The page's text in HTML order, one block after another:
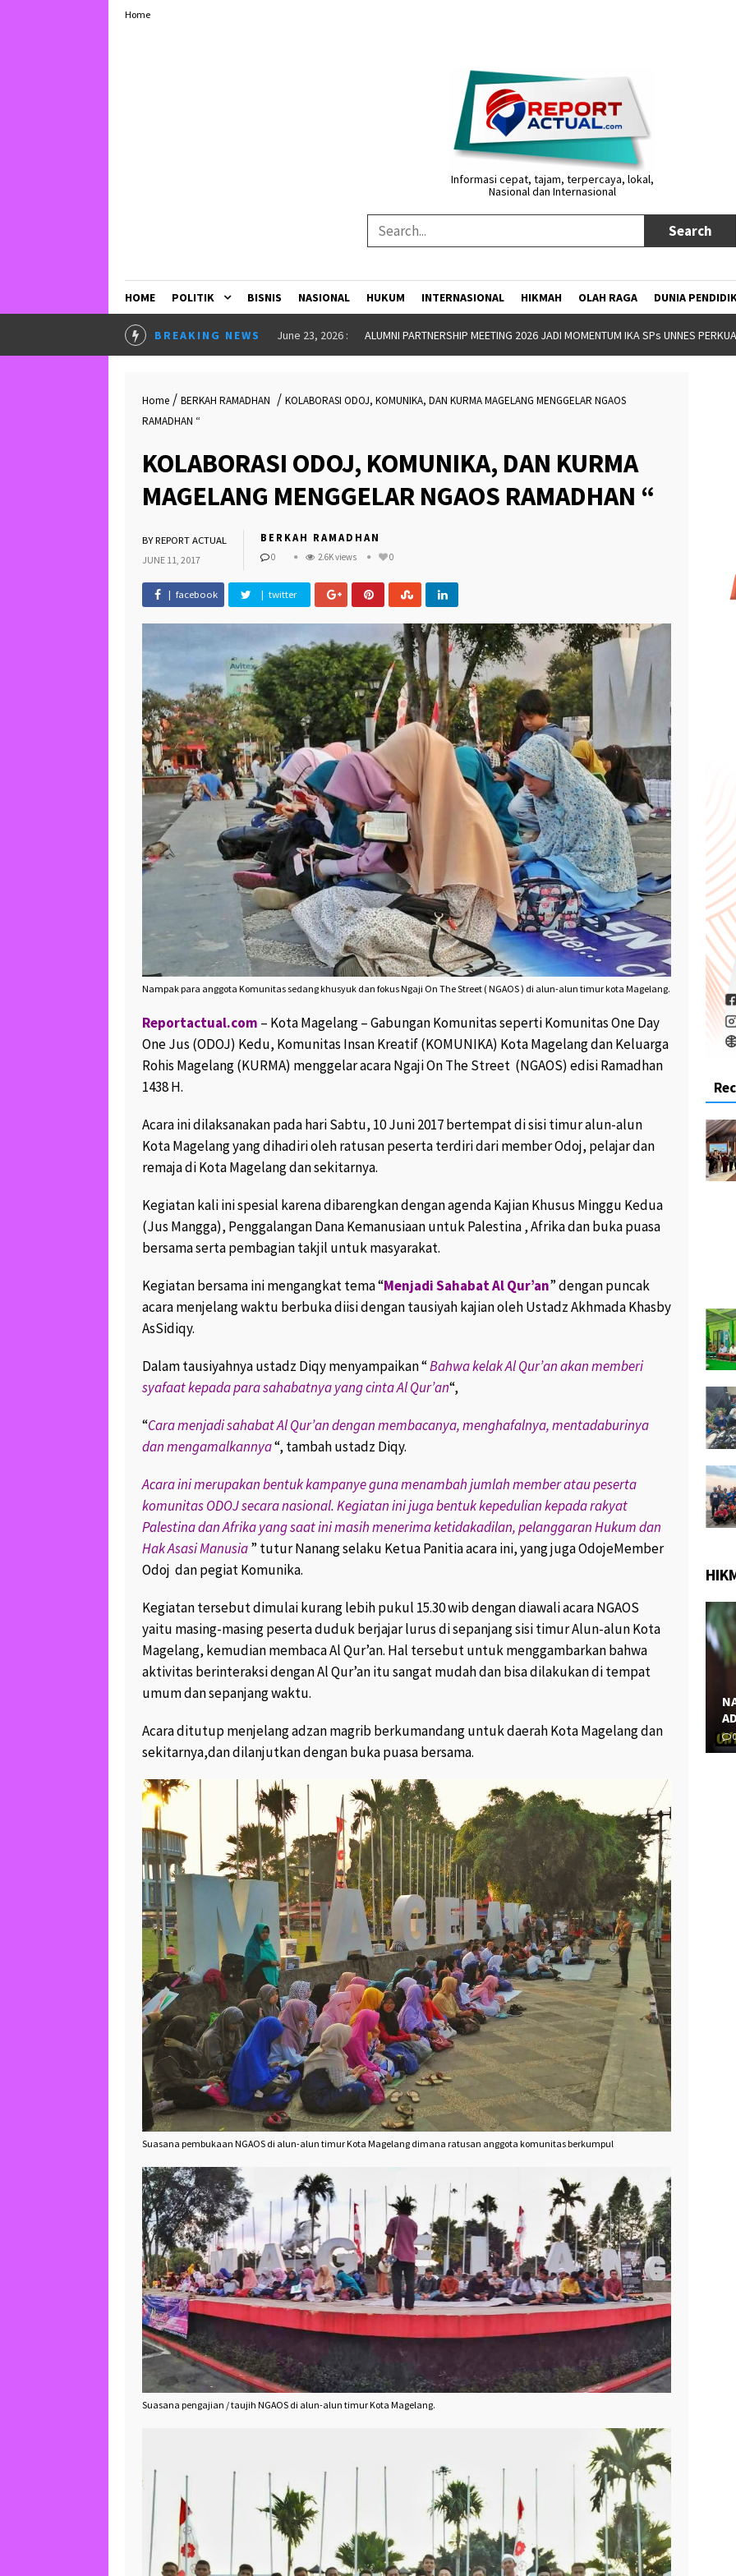
Home
Informasi cepat, tajam, terpercaya, lokal,
Nasional dan Internasional
HOME POLITIK BISNIS NASIONAL HUKUM INTERNASIONAL HIKMAH OLAH RAGA DUNIA
BREAKING NEWS
INSPIRASI May 25, 2026 : UNW GANDENG YAYASAN JATENG MAJENG SARENG GELAR BOOTCAMP
Home / BERKAH RAMADHAN / KOLABORASI ODOJ, KOMUNIKA, DAN KURMA MAGELANG MENGGELAR NGAOS
RAMADHAN “
KOLABORASI ODOJ, KOMUNIKA, DAN KURMA
MAGELANG MENGGELAR NGAOS RAMADHAN “
BYREPORT ACTUAL
JUNE 11, 2017
BERKAH RAMADHAN
0 2.6K views 0
| facebook | twitter
Nampak para anggota Komunitas sedang khusyuk dan fokus Ngaji On The Street ( NGAOS ) di alun-alun timur kota Magelang.
Reportactual.com – Kota Magelang – Gabungan Komunitas seperti Komunitas One Day
One Jus (ODOJ) Kedu, Komunitas Insan Kreatif (KOMUNIKA) Kota Magelang dan Keluarga
Rohis Magelang (KURMA) menggelar acara Ngaji On The Street (NGAOS) edisi Ramadhan
1438 H.
Acara ini dilaksanakan pada hari Sabtu, 10 Juni 2017 bertempat di sisi timur alun-alun
Kota Magelang yang dihadiri oleh ratusan peserta terdiri dari member Odoj, pelajar dan
remaja di Kota Magelang dan sekitarnya.
Kegiatan kali ini spesial karena dibarengkan dengan agenda Kajian Khusus Minggu Kedua
(Jus Mangga), Penggalangan Dana Kemanusiaan untuk Palestina , Afrika dan buka puasa
bersama serta pembagian takjil untuk masyarakat.
Kegiatan bersama ini mengangkat tema “Menjadi Sahabat Al Qur’an” dengan puncak
acara menjelang waktu berbuka diisi dengan tausiyah kajian oleh Ustadz Akhmada Khasby
AsSidiqy.
Dalam tausiyahnya ustadz Diqy menyampaikan “Bahwa kelak Al Qur’an akan memberi
syafaat kepada para sahabatnya yang cinta Al Qur’an“,
“Cara menjadi sahabat Al Qur’an dengan membacanya, menghafalnya, mentadaburinya
dan mengamalkannya“, tambah ustadz Diqy.
Acara ini merupakan bentuk kampanye guna menambah jumlah member atau peserta
komunitas ODOJ secara nasional. Kegiatan ini juga bentuk kepedulian kepada rakyat
Palestina dan Afrika yang saat ini masih menerima ketidakadilan, pelanggaran Hukum dan
Hak Asasi Manusia” tutur Nanang selaku Ketua Panitia acara ini, yang juga OdojeMember
Odoj dan pegiat Komunika.
Kegiatan tersebut dimulai kurang lebih pukul 15.30 wib dengan diawali acara NGAOS
yaitu masing-masing peserta duduk berjajar lurus di sepanjang sisi timur Alun-alun Kota
Magelang, kemudian membaca Al Qur’an. Hal tersebut untuk menggambarkan bahwa
aktivitas berinteraksi dengan Al Qur’an itu sangat mudah dan bisa dilakukan di tempat
umum dan sepanjang waktu.
Acara ditutup menjelang adzan magrib berkumandang untuk daerah Kota Magelang dan
sekitarnya,dan dilanjutkan dengan buka puasa bersama.
Suasana pembukaan NGAOS di alun-alun timur Kota Magelang dimana ratusan anggota komunitas berkumpul
Suasana pengajian / taujih NGAOS di alun-alun timur Kota Magelang.
HAYYIN, LAYYIN, QARIBIN,
SAHLIN, 4 GOLONGAN YANG
TIDAK TERSENTUH DARI API
NERAKA “
3
KREATIF..PAK RT JADIKAN
LIMBAH BAN BEKAS MENJADI
February 19, 2017
16.6K views
BANJIR ORDER.. MANTAPS “
10.1K views
WARGA GENUK UNGARAN
SEMAKIN DIGEMARI KONSUMEN
“
1
LUCU DAN UNIKNYA GAMBAR
DUA KERA EKOR PANJANG YANG
SEDANG BERCENGKERAMA “
July 30, 2017
KUMPUL BARENG DI UNGARAN,
YUUK KUNJUNGI WISATA
CANTIK DAN INDAH KABUPATEN
2
PESANTREN KOTA PRO
9
SUWARDI WARGA JATIJAJAR
DARI SEMEN BIMA “
ALUMNI SD SIDOMULYO I
PROSTITUSI SEMAKIN PARAH,
MULAI TARIF MURAH 25.000,
HINGGA PSK BERJILBAB “
April 2, 2017 199 views
0 456 views 0